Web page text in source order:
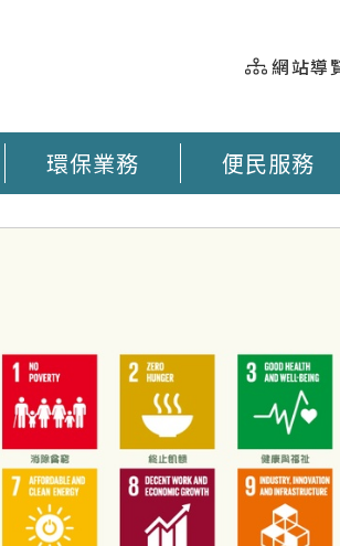
網站導
環保業務 便民服務
南市奉茶地圖 大型廢棄物清運